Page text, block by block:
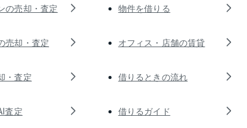
の売却・査定
売却・査定
・査定
査定
物件を借りる
オフィス・店舗の賃貸
借りるときの流れ
借りるガイド